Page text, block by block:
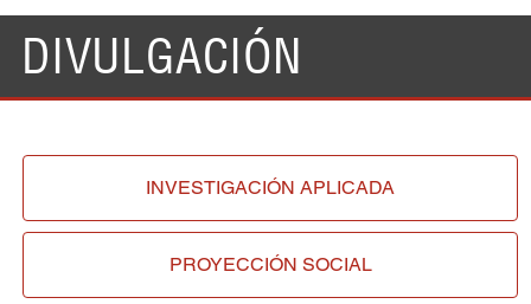
DIVULGACIÓN
INVESTIGACIÓNAPLICADA
PROYECCIÓN SOCIAL